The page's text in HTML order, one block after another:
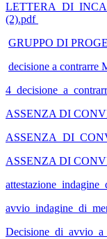
(2).pdf
GRUPPO DI
decisione a contrarre
ASSENZA DI
ASSENZA DI